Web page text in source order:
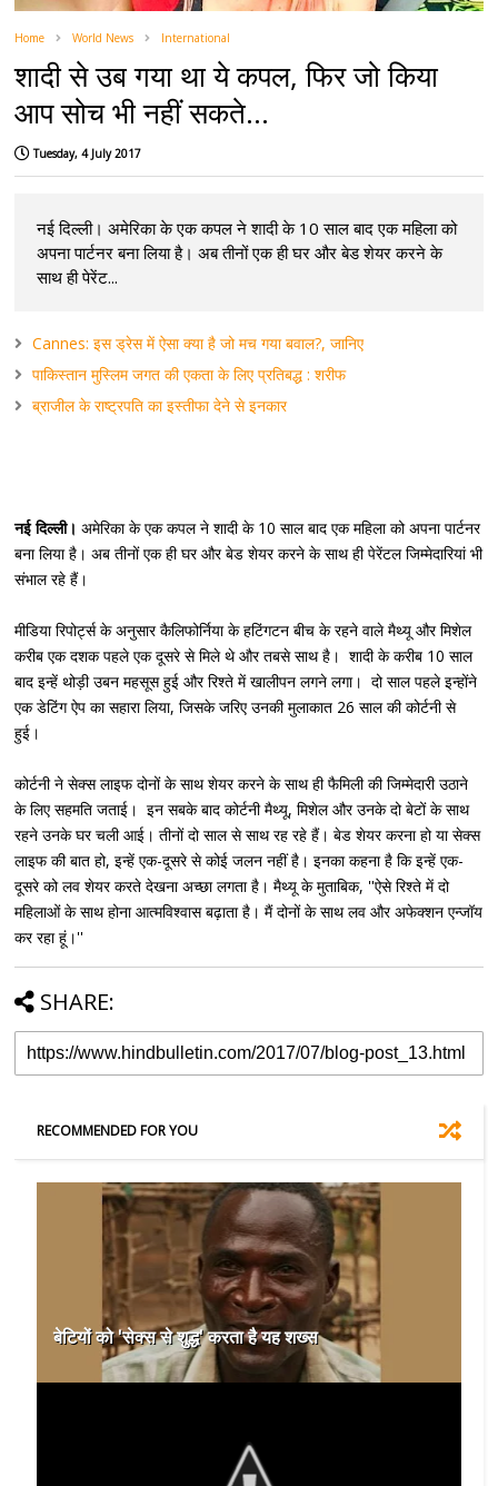
Home World News International
शादी से उब गया था ये कपल, फिर जो किया
आप सोच भी नहीं सकते...
Tuesday, 4 July 2017
नई दिल्ली। अमेरिका के एक कपल ने शादी के 10 साल बाद एक महिला को
अपना पार्टनर बना लिया है। अब तीनों एक ही घर और बेड शेयर करने के
साथ ही पेरेंट...
Cannes: इस ड्रेस में ऐसा क्या है जो मच गया बवाल?, जानिए
पाकिस्तान मुस्लिम जगत की एकता के लिए प्रतिबद्ध : शरीफ
ब्राजील के राष्ट्रपति का इस्तीफा देने से इनकार
नई दिल्ली।अमेरिका के एक कपल ने शादी के 10 साल बाद एक महिला को अपना पार्टनर
बना लिया है। अब तीनों एक ही घर और बेड शेयर करने के साथ ही पेरेंटल जिम्मेदारियां भी
संभाल रहे हैं।
मीडिया रिपोर्ट्स के अनुसार कैलिफोर्निया के हटिंगटन बीच के रहने वाले मैथ्यू और मिशेल
करीब एक दशक पहले एक दूसरे से मिले थे और तबसे साथ है। शादी के करीब 10 साल
बाद इन्हें थोड़ी उबन महसूस हुई और रिश्ते में खालीपन लगने लगा। दो साल पहले इन्होंने
एक डेटिंग ऐप का सहारा लिया, जिसके जरिए उनकी मुलाकात 26 साल की कोर्टनी से
हुई।
कोर्टनी ने सेक्स लाइफ दोनों के साथ शेयर करने के साथ ही फैमिली की जिम्मेदारी उठाने
के लिए सहमति जताई। इन सबके बाद कोर्टनी मैथ्यू, मिशेल और उनके दो बेटों के साथ
रहने उनके घर चली आई। तीनों दो साल से साथ रह रहे हैं। बेड शेयर करना हो या सेक्स
लाइफ की बात हो, इन्हें एक-दूसरे से कोई जलन नहीं है। इनका कहना है कि इन्हें एक-
दूसरे को लव शेयर करते देखना अच्छा लगता है। मैथ्यू के मुताबिक, ''ऐसे रिश्ते में दो
महिलाओं के साथ होना आत्मविश्वास बढ़ाता है। मैं दोनों के साथ लव और अफेक्शन एन्जॉय
कर रहा हूं।''
SHARE:
RECOMMENDED FOR YOU
बेटियों को 'सेक्स से शुद्ध' करता है यह शख्स